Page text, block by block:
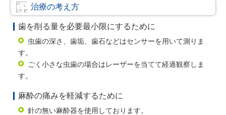
治療の考え方
歯を削る量を必要最小限にするために
虫歯の深さ、歯垢、歯石などはセンサーを用いて測りま
す。
ごく小さな虫歯の場合はレーザーを当てて経過観察しま
す。
麻酔の痛みを軽減するために
針の無い麻酔器を使用しております。